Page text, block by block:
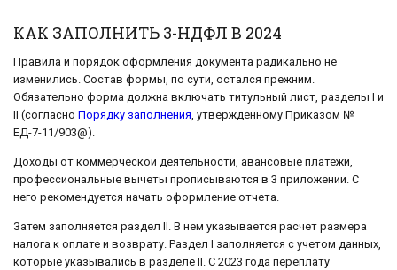
КАК ЗАПОЛНИТЬ 3-НДФЛ В 2024
Правила и порядок оформления документа радикально не
изменились. Состав формы, по сути, остался прежним.
Обязательно форма должна включать титульный лист, разделы I и
II (согласно Порядку заполнения, утвержденному Приказом №
ЕД-7-11/903@).
Доходы от коммерческой деятельности, авансовые платежи,
профессиональные вычеты прописываются в 3 приложении. С
него рекомендуется начать оформление отчета.
Затем заполняется раздел II. В нем указывается расчет размера
налога к оплате и возврату. Раздел I заполняется с учетом данных,
которые указывались в разделе II. С 2023 года переплату